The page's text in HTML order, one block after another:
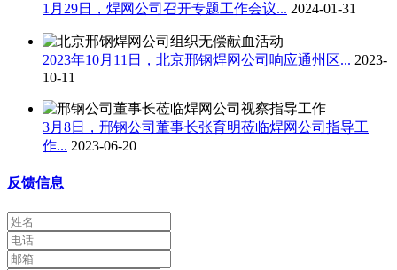
1月29日，焊网公司召开专题工作会议... 2024-01-31
2023年10月11日，北京邢钢焊网公司响应通州区... 2023-
10-11
3月8日，邢钢公司董事长张育明莅临焊网公司指导工
作... 2023-06-20
反馈信息